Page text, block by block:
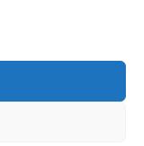
Empresarial 2.0